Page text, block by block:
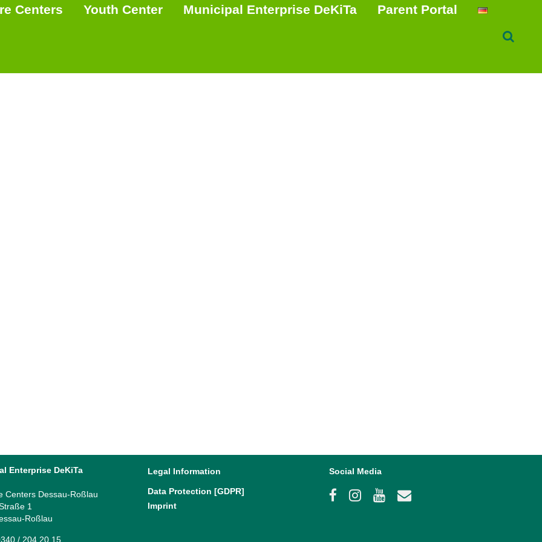
Centers Youth Center Municipal Enterprise DeKiTa Parent Portal
Enterprise DeKiTa
Centers Dessau-Roßlau
1
Roßlau
/ 204 20 15
Legal Information
Data Protection [GDPR]
Imprint
Social Media